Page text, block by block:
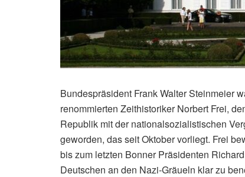
Bundespräsident Frank Walter Steinmeier
renommierten Zeithistoriker Norbert Frei,
Republik mit der nationalsozialistischen
geworden, das seit Oktober vorliegt. Frei
bis zum letzten Bonner Präsidenten
Deutschen an den Nazi-Gräueln klar zu